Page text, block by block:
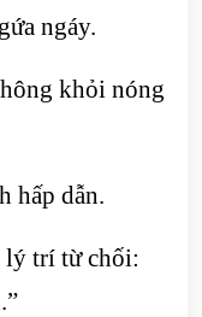
ngáy.
khỏi nóng
hấp dẫn.
lý trí từ chối: